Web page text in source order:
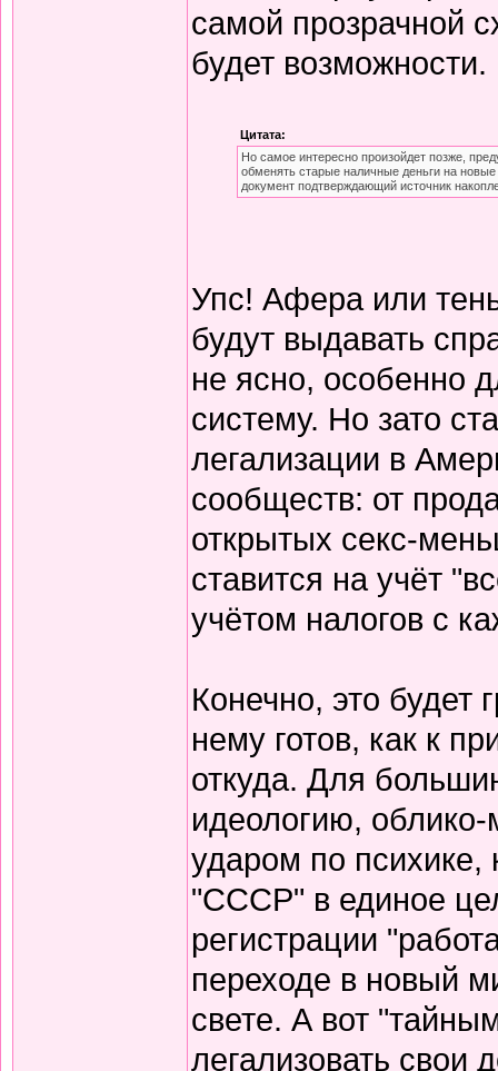
самой прозрачной
будет возможности.
Цитата:
Но самое интересно произойдет позже,
обменять старые наличные деньги на
документ подтверждающий источник
Упс! Афера или
будут выдавать
не ясно, особенно
систему. Но зато
легализации в
сообществ: от
открытых секс-
ставится на учёт
учётом налогов с
Конечно, это будет
нему готов, как к
откуда. Для
идеологию,
ударом по психике,
"СССР" в единое
регистрации
переходе в новый
свете. А вот
легализовать свои